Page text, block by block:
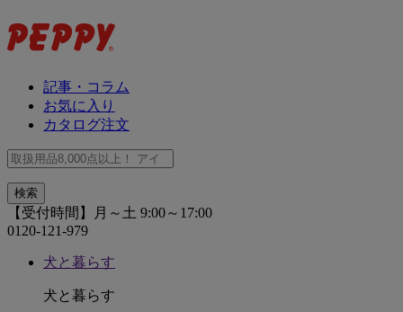
記事・コラム
お気に入り
カタログ注文
【受付時間】月～土 9:00～17:00
0120-121-979
犬と暮らす
犬と暮らす